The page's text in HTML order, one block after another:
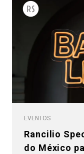
EVENTOS
Rancilio
do México